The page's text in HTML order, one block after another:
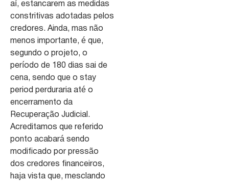
aí, estancarem as medidas
constritivas adotadas pelos
credores. Ainda, mas não
menos importante, é que,
segundo o projeto, o
período de 180 dias sai de
cena, sendo que o stay
period perduraria até o
encerramento da
Recuperação Judicial.
Acreditamos que referido
ponto acabará sendo
modificado por pressão
dos credores financeiros,
haja vista que, mesclando